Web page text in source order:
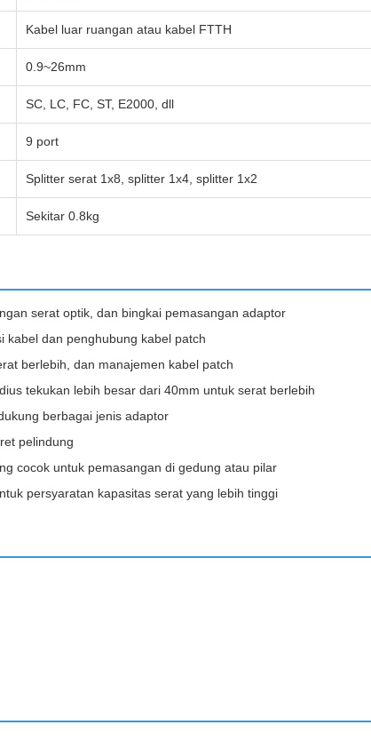
Kabel luar ruangan atau kabel FTTH
0.9~26mm
SC, LC, FC, ST, E2000, dll
9 port
Splitter serat 1x8, splitter 1x4, splitter 1x2
Sekitar 0.8kg
serat optik, dan bingkai pemasangan adaptor
kabel dan penghubung kabel patch
berlebih, dan manajemen kabel patch
tekukan lebih besar dari 40mm untuk serat berlebih
berbagai jenis adaptor
pelindung
cocok untuk pemasangan di gedung atau pilar
persyaratan kapasitas serat yang lebih tinggi